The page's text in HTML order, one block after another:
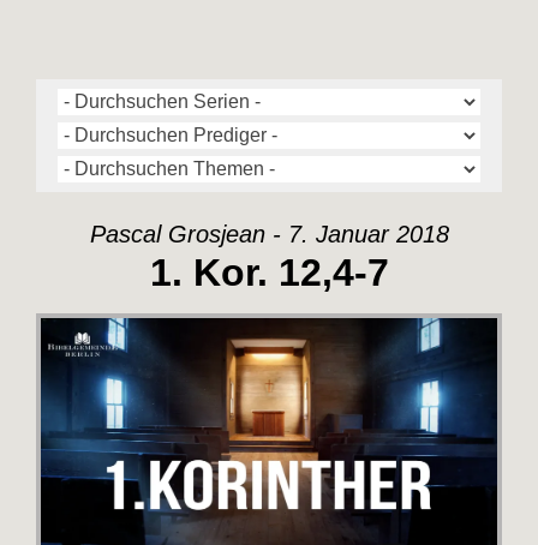
Pascal Grosjean - 7. Januar 2018
1. Kor. 12,4-7